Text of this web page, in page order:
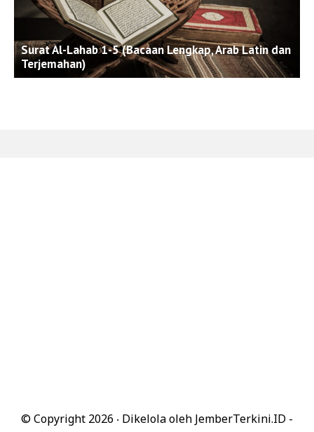
Surat Al-Lahab 1-5 (Bacaan Lengkap, Arab Latin dan
Terjemahan)
© Copyright 2026 ‧ Dikelola oleh JemberTerkini.ID -